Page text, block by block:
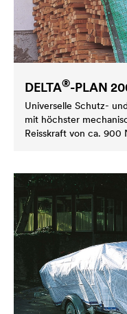
DELTA®-PLAN
Universelle Schutz-
mit höchster
Reisskraft von ca. 900